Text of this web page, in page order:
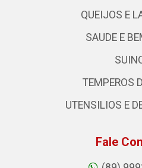
QUEIJOS E
SAUDE E
TEMPEROS
UTENSILIOS E
Fale